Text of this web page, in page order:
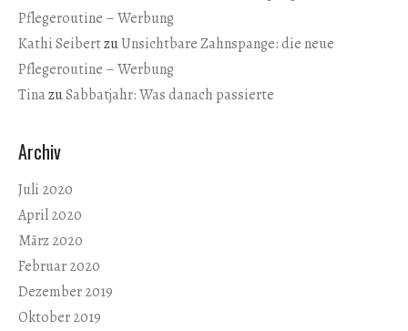
Pflegeroutine – Werbung
Kathi SeibertzuUnsichtbare Zahnspange: die neue
Pflegeroutine – Werbung
TinazuSabbatjahr: Was danach passierte
Archiv
Juli 2020
April 2020
März 2020
Februar 2020
Dezember 2019
Oktober 2019